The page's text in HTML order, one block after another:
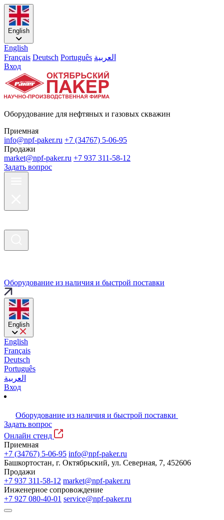
English
English
Français Deutsch Português العربية
Вход
Оборудование для нефтяных и газовых скважин
Приемная
info@npf-paker.ru +7 (34767) 5-06-95
Продажи
market@npf-paker.ru +7 937 311-58-12
Задать вопрос
Оборудование из наличия и быстрой поставки
English
English
Français
Deutsch
Português
العربية
Вход
Оборудование из наличия и быстрой поставки
Задать вопрос
Онлайн стенд
Приемная
+7 (34767) 5-06-95 info@npf-paker.ru
Башкортостан, г. Октябрьский, ул. Северная, 7, 452606
Продажи
+7 937 311-58-12 market@npf-paker.ru
Инженерное сопровождение
+7 927 080-40-01 service@npf-paker.ru